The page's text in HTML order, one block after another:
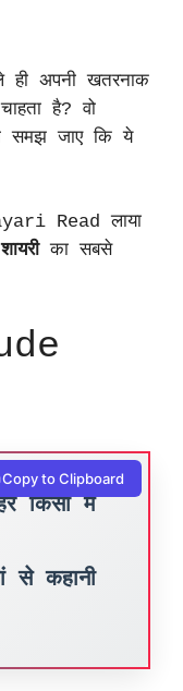
ही अपनी खतरनाक
है? वो
समझ जाए कि ये
Read लाया
का सबसे
किसी में
से कहानी
Copy to Clipboard